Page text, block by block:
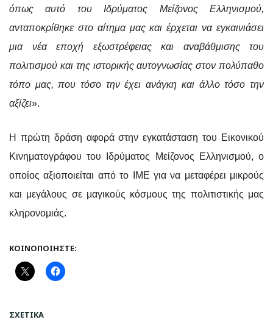
όπως αυτό του Ιδρύματος Μείζονος Ελληνισμού,
ανταποκρίθηκε στο αίτημα μας και έρχεται να εγκαινιάσει
μια νέα εποχή εξωστρέφειας και αναβάθμισης του
πολιτισμού και της ιστορικής αυτογνωσίας στον πολύπαθο
τόπο μας, που τόσο την έχει ανάγκη και άλλο τόσο την
αξίζει».
Η πρώτη δράση αφορά στην εγκατάσταση του Εικονικού
Κινηματογράφου του Ιδρύματος Μείζονος Ελληνισμού, ο
οποίος αξιοποιείται από το ΙΜΕ για να μεταφέρει μικρούς
και μεγάλους σε μαγικούς κόσμους της πολιτιστικής μας
κληρονομιάς.
ΚΟΙΝΟΠΟΙΉΣΤΕ:
ΣΧΕΤΙΚΆ